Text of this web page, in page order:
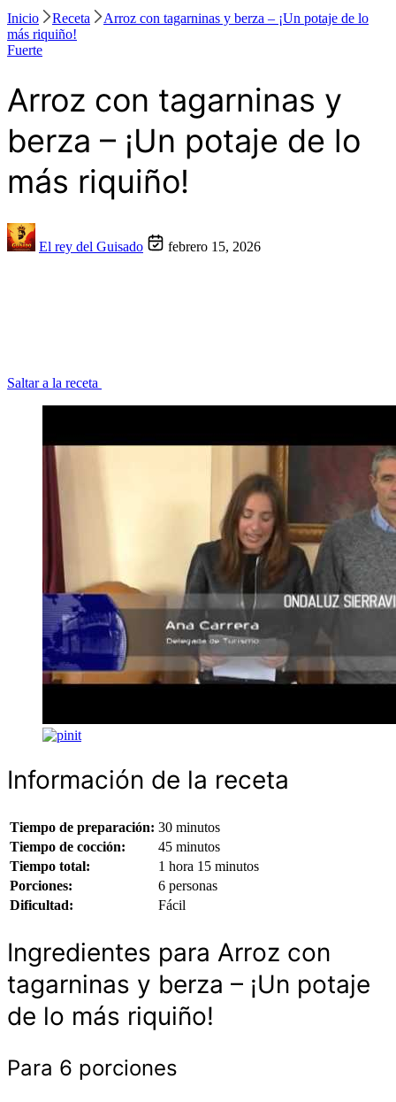
Inicio Receta
Arroz con tagarninas y berza – ¡Un potaje de lo
más riquiño!
Fuerte
Arroz con tagarninas y
berza – ¡Un potaje de lo
más riquiño!
El rey del Guisado febrero 15, 2026
Saltar a la receta
Información de la receta
Tiempo de preparación: 30 minutos
Tiempo de cocción:
45 minutos
Tiempo total:
1 hora 15 minutos
Porciones:
6 personas
Dificultad:
Fácil
Ingredientes para Arroz con
tagarninas y berza – ¡Un potaje
de lo más riquiño!
Para 6 porciones